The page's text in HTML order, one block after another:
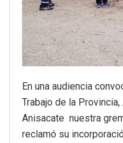
En una audiencia
Trabajo de la
Anisacate nuestra
reclamó su